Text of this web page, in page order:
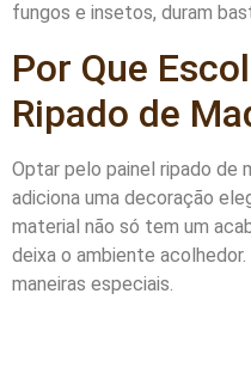
fungos e insetos, duram
Por Que
Ripado de
Optar pelo painel ripado de
adiciona uma decoração
material não só tem um
deixa o ambiente
maneiras especiais.